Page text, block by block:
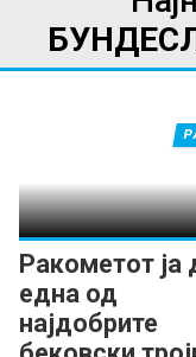
Ракометот ја
една од
најдобрите